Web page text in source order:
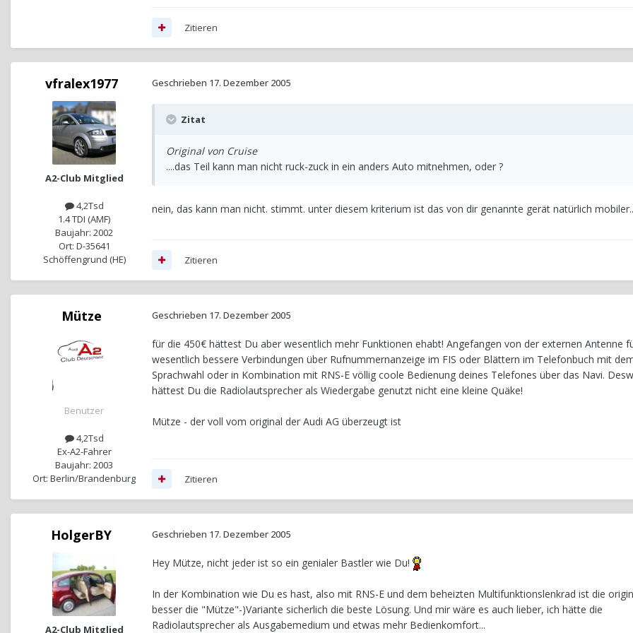
Zitieren
vfralex1977
A2-Club Mitglied
4,2Tsd
1.4 TDI (AMF)
Baujahr: 2002
Ort: D-35641
Schöffengrund (HE)
Geschrieben 17. Dezember 2005
Zitat
Original von Cruise
....das Teil kann man nicht ruck-zuck in ein anders Auto mitnehmen, oder ?
nein, das kann man nicht. stimmt. unter diesem kriterium ist das von dir genannte gerät natürlich
Zitieren
Mütze
Benutzer
4,2Tsd
Ex-A2-Fahrer
Baujahr: 2003
Ort: Berlin/Brandenburg
Geschrieben 17. Dezember 2005
für die 450€ hättest Du aber wesentlich mehr Funktionen ehabt! Angefangen von der externen Antenne
wesentlich bessere Verbindungen über Rufnummernanzeige im FIS oder Blättern im Telefonbuch mit
Sprachwahl oder in Kombination mit RNS-E völlig coole Bedienung deines Telefones über das Navi.
hättest Du die Radiolautsprecher als Wiedergabe genutzt nicht eine kleine Quäke!
Mütze - der voll vom original der Audi AG überzeugt ist
Zitieren
HolgerBY
A2-Club Mitglied
Geschrieben 17. Dezember 2005
Hey Mütze, nicht jeder ist so ein genialer Bastler wie Du!
In der Kombination wie Du es hast, also mit RNS-E und dem beheizten Multifunktionslenkrad ist die
besser die "Mütze"-)Variante sicherlich die beste Lösung. Und mir wäre es auch lieber, ich hätte die
Radiolautsprecher als Ausgabemedium und etwas mehr Bedienkomfort...